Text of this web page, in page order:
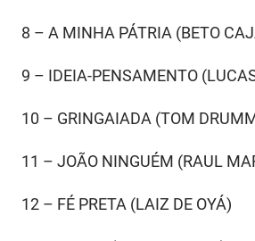
8 – A MINHA PÁTRIA (BETO
9 – IDEIA-PENSAMENTO
10 – GRINGAIADA (TOM
11 – JOÃO NINGUÉM (RAUL
12 – FÉ PRETA (LAIZ DE OYÁ)